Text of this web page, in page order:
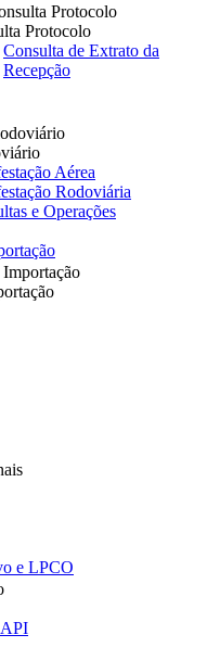
Protocolo
Protocolo
Consulta de Extrato da
Recepção
Aérea
Rodoviária
e Operações
e LPCO